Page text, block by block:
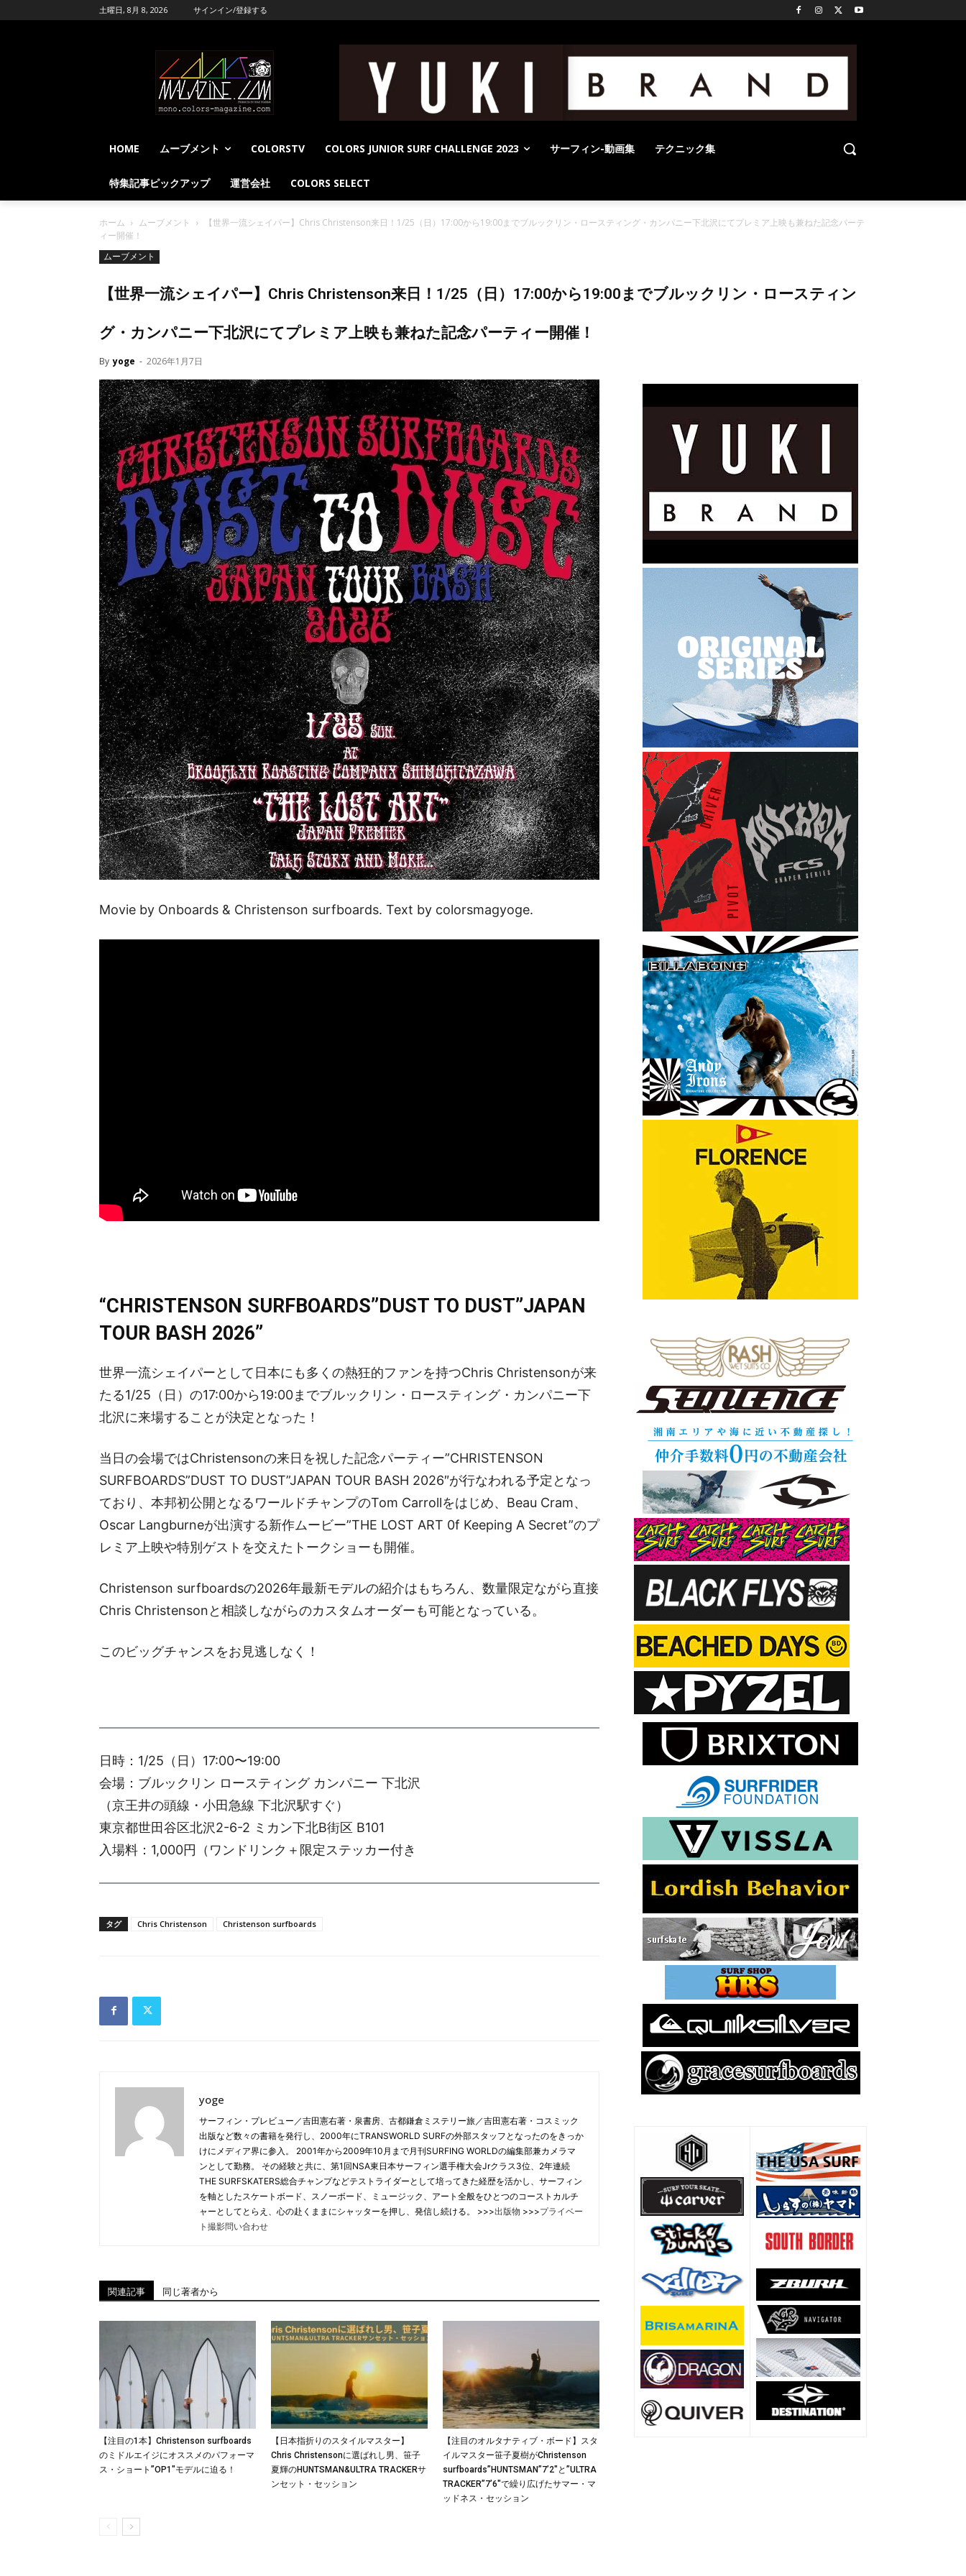
土曜日, 8月 8, 2026 サインイン/登録する
HOME ムーブメント COLORSTV COLORS JUNIOR SURF CHALLENGE 2023 サーフィン-動画集 テクニック集
特集記事ピックアップ 運営会社 COLORS SELECT
ホーム ムーブメント
【世界一流シェイパー】Chris Christenson来日！1/25（日）17:00から19:00までブルックリン・ロースティング・カンパニー下北沢にてプレミア上映も兼ねた記念パーテ
ィー開催！
ムーブメント
【世界一流シェイパー】Chris Christenson来日！1/25（日）17:00から19:00までブルックリン・ロースティン
グ・カンパニー下北沢にてプレミア上映も兼ねた記念パーティー開催！
By yoge - 2026年1月7日
Movie by Onboards & Christenson surfboards. Text by colorsmagyoge.
“CHRISTENSON SURFBOARDS”DUST TO DUST”JAPAN
TOUR BASH 2026”
世界一流シェイパーとして日本にも多くの熱狂的ファンを持つChris Christensonが来
たる1/25（日）の17:00から19:00までブルックリン・ロースティング・カンパニー下
北沢に来場することが決定となった！
当日の会場ではChristensonの来日を祝した記念パーティー”CHRISTENSON
SURFBOARDS”DUST TO DUST”JAPAN TOUR BASH 2026″が行なわれる予定となっ
ており、本邦初公開となるワールドチャンプのTom Carrollをはじめ、Beau Cram、
Oscar Langburneが出演する新作ムービー”THE LOST ART 0f Keeping A Secret”のプ
レミア上映や特別ゲストを交えたトークショーも開催。
Christenson surfboardsの2026年最新モデルの紹介はもちろん、数量限定ながら直接
Chris Christensonと相談しながらのカスタムオーダーも可能となっている。
このビッグチャンスをお見逃しなく！
日時：1/25（日）17:00〜19:00
会場：ブルックリン ロースティング カンパニー 下北沢
（京王井の頭線・小田急線 下北沢駅すぐ）
東京都世田谷区北沢2-6-2 ミカン下北B街区 B101
入場料：1,000円（ワンドリンク＋限定ステッカー付き
タグ Chris Christenson Christenson surfboards
yoge
サーフィン・プレビュー／吉田憲右著・泉書房、古都鎌倉ミステリー旅／吉田憲右著・コスミック
出版など数々の書籍を発行し、2000年にTRANSWORLD SURFの外部スタッフとなったのをきっか
けにメディア界に参入。 2001年から2009年10月まで月刊SURFING WORLDの編集部兼カメラマ
ンとして勤務。 その経験と共に、第1回NSA東日本サーフィン選手権大会Jrクラス3位、2年連続
THE SURFSKATERS総合チャンプなどテストライダーとして培ってきた経歴を活かし、サーフィン
を軸としたスケートボード、スノーボード、ミュージック、アート全般をひとつのコーストカルチ
ャーとしてとらえ、心の赴くままにシャッターを押し、発信し続ける。 >>>出版物 >>>プライベー
ト撮影問い合わせ
関連記事 同じ著者から
【注目の1本】Christenson surfboards
のミドルエイジにオススメのパフォーマ
ス・ショート”OP1″モデルに迫る！
【日本指折りのスタイルマスター】
Chris Christensonに選ばれし男、笹子
夏輝のHUNTSMAN&ULTRA TRACKERサ
ンセット・セッション
【注目のオルタナティブ・ボード】スタ
イルマスター笹子夏樹がChristenson
surfboards”HUNTSMAN”7’2″と”ULTRA
TRACKER”7’6″で繰り広げたサマー・マ
ッドネス・セッション